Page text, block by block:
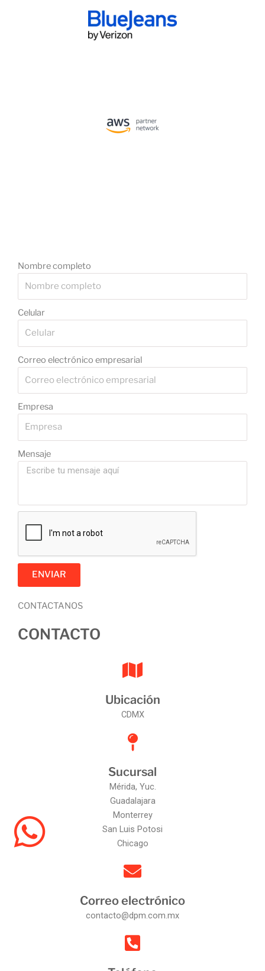
Nombre completo
Celular
Correo electrónico empresarial
Empresa
Mensaje
ENVIAR
CONTACTANOS
CONTACTO
Ubicación
CDMX
Sucursal
Mérida, Yuc.
Guadalajara
Monterrey
San Luis Potosi
Chicago
Correo electrónico
contacto@dpm.com.mx